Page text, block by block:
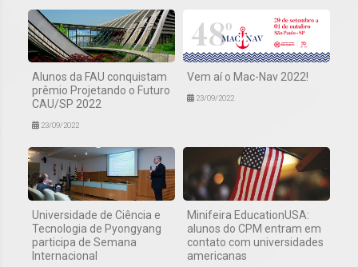
Alunos da FAU conquistam
prêmio Projetando o Futuro
CAU/SP 2022
23/09/2022
Vem aí o Mac-Nav 2022!
23/09/2022
Universidade de Ciência e
Tecnologia de Pyongyang
participa de Semana
Internacional
Minifeira EducationUSA:
alunos do CPM entram em
contato com universidades
americanas